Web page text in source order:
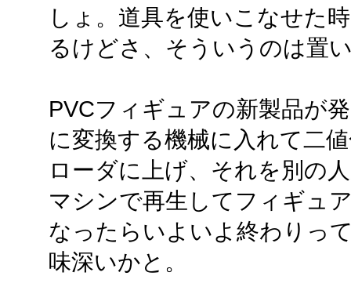
しょ。道具を使いこなせた
るけどさ、そういうのは置
PVCフィギュアの新製品が
に変換する機械に入れて二
ローダに上げ、それを別の
マシンで再生してフィギュ
なったらいよいよ終わりっ
味深いかと。